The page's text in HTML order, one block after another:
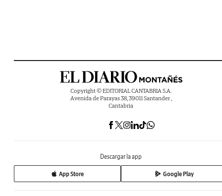
Copyright © EDITORIAL CANTABRIA S.A.
Avenida de Parayas 38, 39011 Santander ,
Cantabria
Descargar la app
App Store Google Play